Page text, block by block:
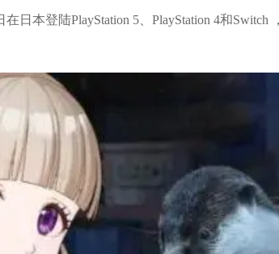
在日本登陆PlayStation 5、PlayStation 4和